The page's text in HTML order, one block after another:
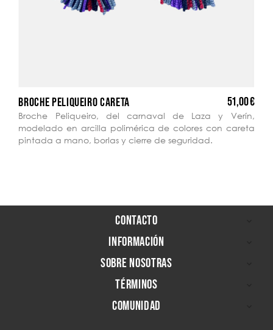
BROCHE PELIQUEIRO CARETA 51,00 €
Broche Peliqueiro, del carnaval de Laza y Verín,
modelado en arcilla polimérica de colores con careta
pintada a mano, borlas y cierre de seguridad.
CONTACTO
INFORMACIÓN
SOBRE NOSOTRAS
TÉRMINOS
COMUNIDAD